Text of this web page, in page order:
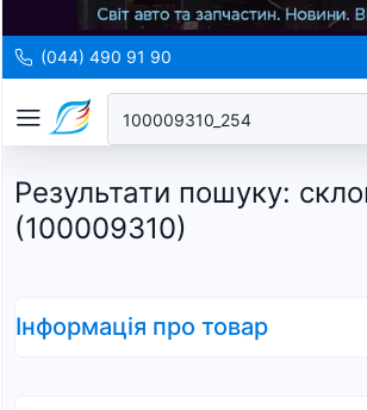
(044) 490 91 90
Результати пошуку:
(100009310)
Інформація про товар